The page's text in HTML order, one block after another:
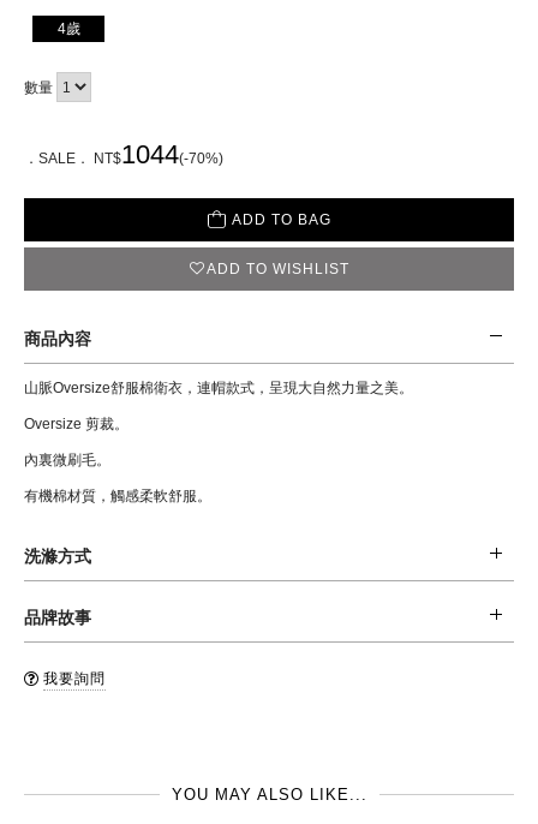
4歲
數量
．SALE． NT$1044(-70%)
ADD TO BAG
ADD TO WISHLIST
商品內容
山脈Oversize舒服棉衛衣，連帽款式，呈現大自然力量之美。
Oversize 剪裁。
內裏微刷毛。
有機棉材質，觸感柔軟舒服。
洗滌方式
洗衣機中洗滌 (水溫不超過30oC)，不可漂白，建議與同色系清洗，不可烘
品牌故事
的設計充分反映出設計師 Stella McCartney 經典的美感及強烈的道德觀，一
牌可親多了，希望可以讓更多的小朋友們有更好的設計師品牌服飾作為每日搭
我要詢問
YOU MAY ALSO LIKE...